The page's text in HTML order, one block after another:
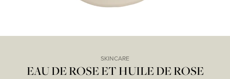
EAU DE ROSE ET HUILE DE ROSE
SKINCARE